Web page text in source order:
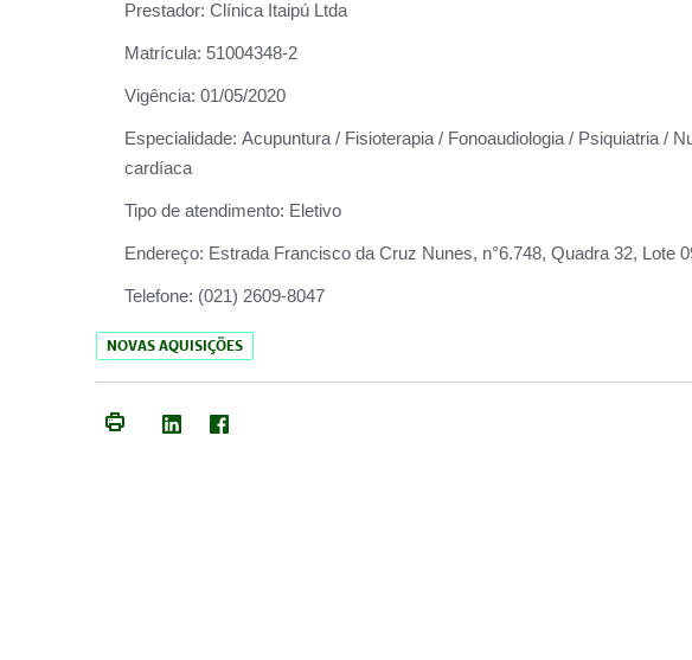
Prestador: Clínica Itaipú Ltda
Matrícula: 51004348-2
Vigência: 01/05/2020
Especialidade: Acupuntura / Fisioterapia / Fonoaudiologia / Psiquiatria /
cardíaca
Tipo de atendimento: Eletivo
Endereço: Estrada Francisco da Cruz Nunes, n°6.748, Quadra 32, Lote
Telefone: (021) 2609-8047
NOVAS AQUISIÇÕES